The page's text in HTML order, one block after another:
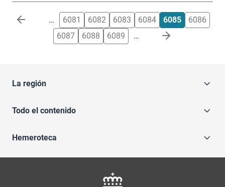
Paginación … 6081 6082 6083 6084 6085
6086
6087
6088 6089 …
La región
Todo el contenido
Hemeroteca